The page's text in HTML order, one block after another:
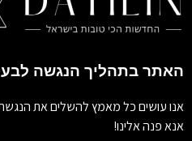
האתר בתהליך הנגשה
אנו עושים כל מאמץ להשלים את
אנא פנה אלינו!